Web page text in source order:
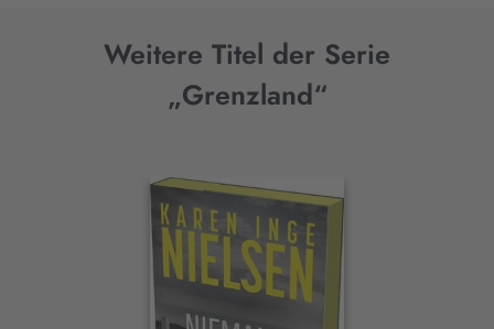
Weitere Titel der Serie
„Grenzland“
Interaktives